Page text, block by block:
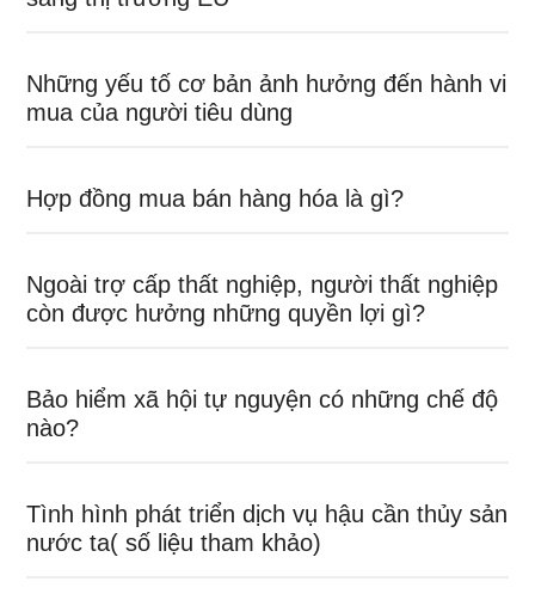
Những yếu tố cơ bản ảnh hưởng đến hành vi
mua của người tiêu dùng
Hợp đồng mua bán hàng hóa là gì?
Ngoài trợ cấp thất nghiệp, người thất nghiệp
còn được hưởng những quyền lợi gì?
Bảo hiểm xã hội tự nguyện có những chế độ
nào?
Tình hình phát triển dịch vụ hậu cần thủy sản
nước ta( số liệu tham khảo)